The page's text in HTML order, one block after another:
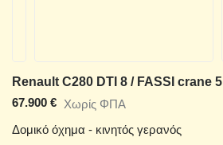
67.900 € Χωρίς ΦΠΑ
Δομικό όχημα - κινητός γερανός